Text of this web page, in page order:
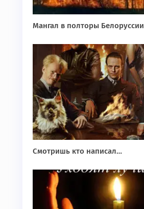
Мангал в полторы Белоруссии
Смотришь кто написал…